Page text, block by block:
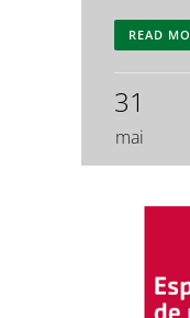
READ
31
mai